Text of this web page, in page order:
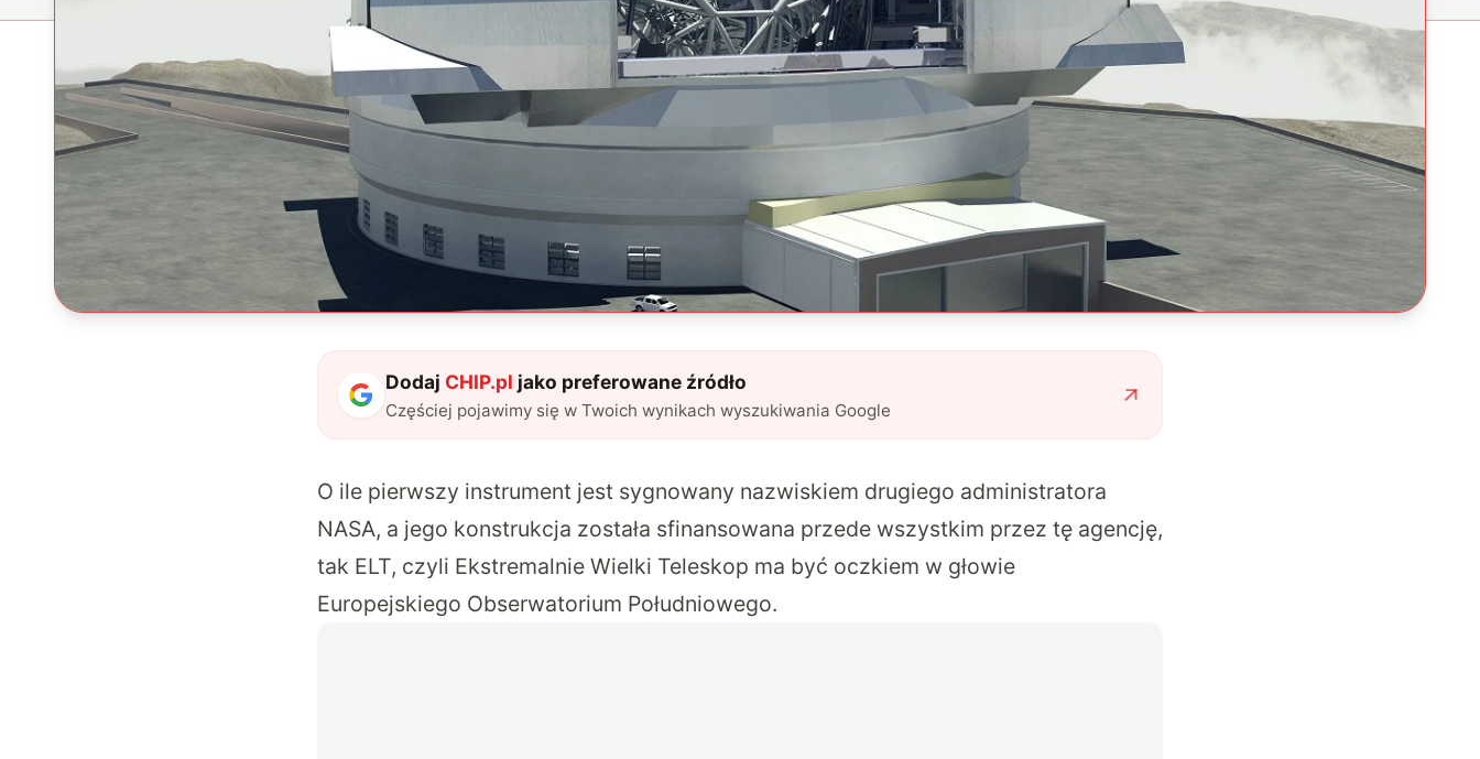
Dodaj CHIP.pl jako preferowane źródło
Częściej pojawimy się w Twoich wynikach wyszukiwania Google
O ile pierwszy instrument jest sygnowany nazwiskiem drugiego administratora
NASA, a jego konstrukcja została sfinansowana przede wszystkim przez tę agencję,
tak ELT, czyli Ekstremalnie Wielki Teleskop ma być oczkiem w głowie
Europejskiego Obserwatorium Południowego.